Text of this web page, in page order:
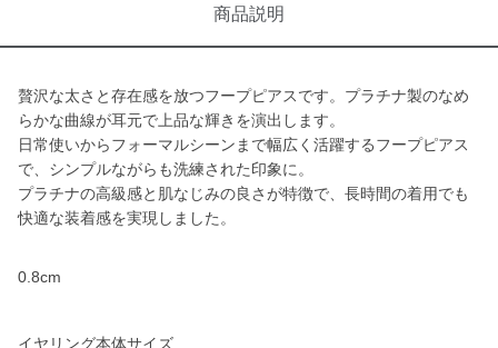
商品説明
贅沢な太さと存在感を放つフープピアスです。プラチナ製のなめ
らかな曲線が耳元で上品な輝きを演出します。
日常使いからフォーマルシーンまで幅広く活躍するフープピアス
で、シンプルながらも洗練された印象に。
プラチナの高級感と肌なじみの良さが特徴で、長時間の着用でも
快適な装着感を実現しました。
0.8cm
イヤリング本体サイズ